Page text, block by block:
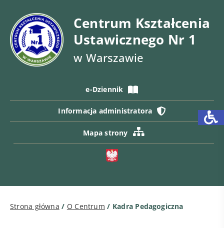
Centrum Kształcenia
Ustawicznego Nr 1
w Warszawie
e-Dziennik
Informacja administratora
Mapa strony
Strona główna / O Centrum / Kadra Pedagogiczna